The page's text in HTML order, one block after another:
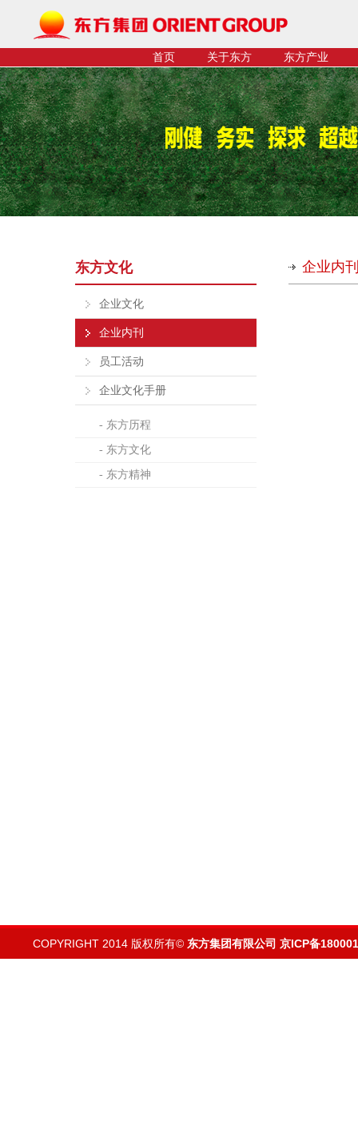
首页 关于东方 东方产业
东方文化
企业文化
企业内刊
员工活动
企业文化手册
- 东方历程
- 东方文化
- 东方精神
企业内
COPYRIGHT 2014 版权所有© 东方集团有限公司 京ICP备